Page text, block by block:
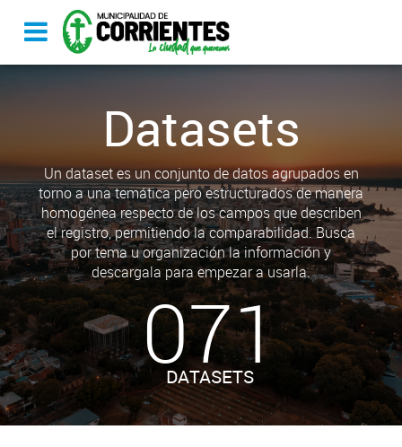
Datasets
Un dataset es un conjunto de datos agrupados en
torno a una temática pero estructurados de manera
homogénea respecto de los campos que describen
el registro, permitiendo la comparabilidad. Busca
por tema u organización la información y
descargala para empezar a usarla.
071
DATASETS